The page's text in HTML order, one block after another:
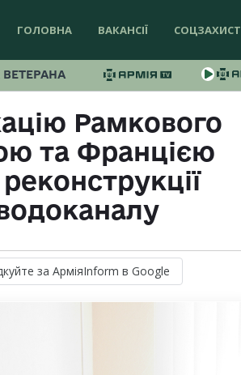
ГОЛОВНА ВАКАНСІЇ СОЦЗАХИСТ
Рамкового
та Францією
за АрміяInform в Google